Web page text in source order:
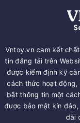
Vntoy.vn cam kết
tin đăng tải trên
được kiểm định kỹ
cách thức hoạt động,
bắt thông tin một
được bảo mật kín
dài